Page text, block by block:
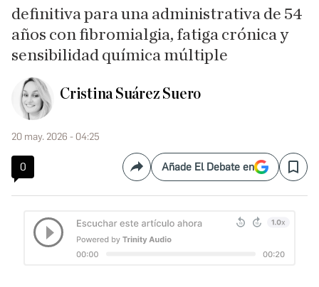
definitiva para una administrativa de 54
años con fibromialgia, fatiga crónica y
sensibilidad química múltiple
Cristina Suárez Suero
20 may. 2026 - 04:25
0 CompartirAñade El Debate en Save